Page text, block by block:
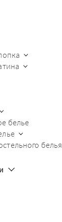
белье
белья